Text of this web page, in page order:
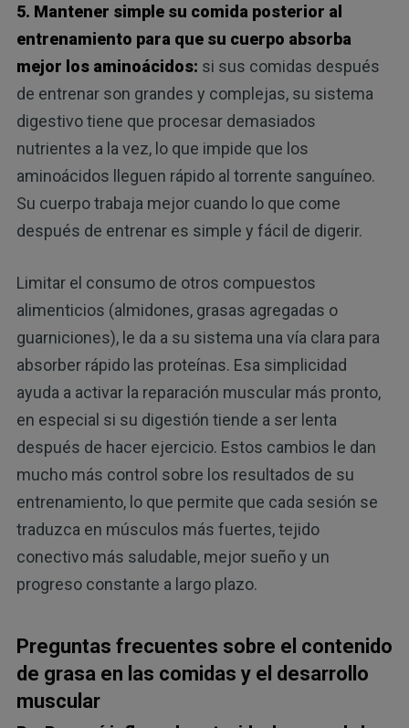
5. Mantener simple su comida posterior al
entrenamiento para que su cuerpo absorba
mejor los aminoácidos: si sus comidas después
de entrenar son grandes y complejas, su sistema
digestivo tiene que procesar demasiados
nutrientes a la vez, lo que impide que los
aminoácidos lleguen rápido al torrente sanguíneo.
Su cuerpo trabaja mejor cuando lo que come
después de entrenar es simple y fácil de digerir.
Limitar el consumo de otros compuestos
alimenticios (almidones, grasas agregadas o
guarniciones), le da a su sistema una vía clara para
absorber rápido las proteínas. Esa simplicidad
ayuda a activar la reparación muscular más pronto,
en especial si su digestión tiende a ser lenta
después de hacer ejercicio. Estos cambios le dan
mucho más control sobre los resultados de su
entrenamiento, lo que permite que cada sesión se
traduzca en músculos más fuertes, tejido
conectivo más saludable, mejor sueño y un
progreso constante a largo plazo.
Preguntas frecuentes sobre el contenido
de grasa en las comidas y el desarrollo
muscular